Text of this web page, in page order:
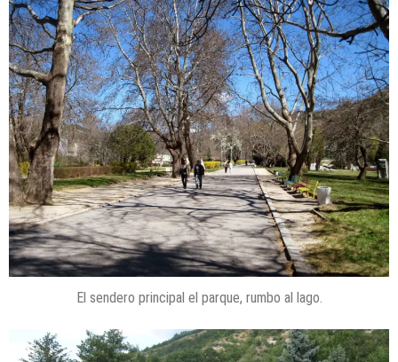
El sendero principal el parque, rumbo al lago.